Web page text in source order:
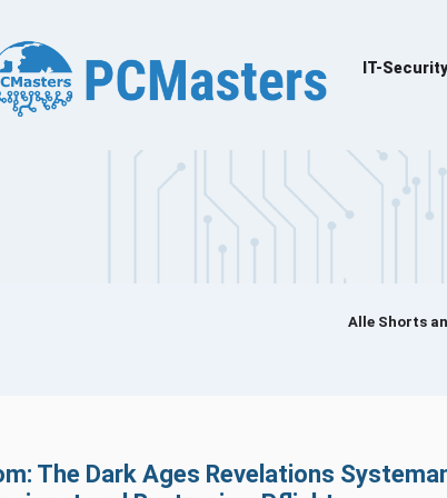
IT-Security
Alle Shorts
· Erst beim Klick werden YouTube-Cookies gesetzt
The Dark Ages Revelations